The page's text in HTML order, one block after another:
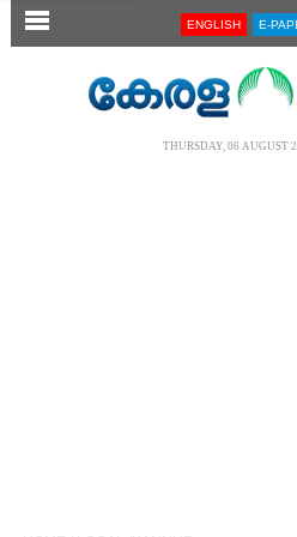
SECTIONS ENGLISH E-
THURSDAY, 06 AUGUST